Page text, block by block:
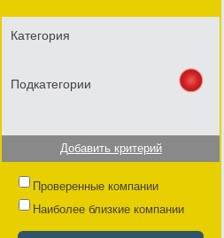
Категория
Подкатегории
Добавить критерий
Проверенные компании
Наиболее близкие компании